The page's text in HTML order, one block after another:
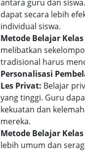
antara guru dan
dapat secara lebih
individual siswa.
Metode Belajar
melibatkan
tradisional harus
Personalisasi
Les Privat: Belajar
yang tinggi. Guru
kekuatan dan
mereka.
Metode Belajar
lebih umum dan